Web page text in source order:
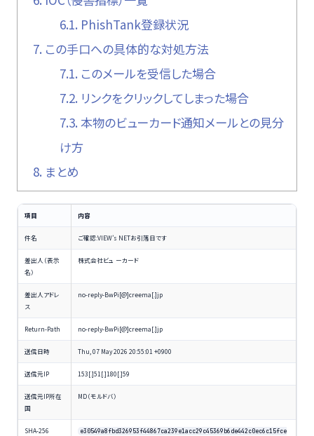
6.1. PhishTank登録状況
7. この手口への具体的な対処方法
7.1. このメールを受信した場合
7.2. リンクをクリックしてしまった場合
7.3. 本物のビューカード通知メールとの見分
け方
8. まとめ
項目 内容
件名 ご確認:VIEW’s NETお引落日です
差出人（表示
名）
株式会社ビュ ーカード
差出人アドレ
ス
no-reply-BwPi[@]creema[.]jp
Return-Path no-reply-BwPi[@]creema[.]jp
送信日時 Thu, 07 May 2026 20:55:01 +0900
送信元IP 153[.]51[.]180[.]59
送信元IP所在
国
MD（モルドバ）
SHA-256
e30549a8fbd326953f44867ca239e1acc29c45369b6de442c0ec6c15fce